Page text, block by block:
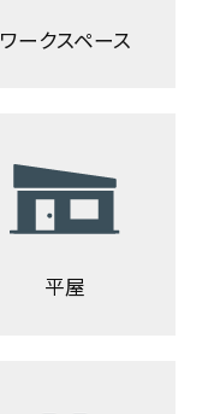
ワークスペース
平屋